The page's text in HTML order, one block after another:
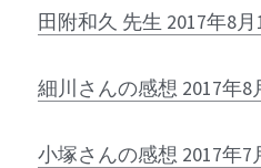
田附和久 先生 2017年8月
細川さんの感想 2017年8
小塚さんの感想 2017年7